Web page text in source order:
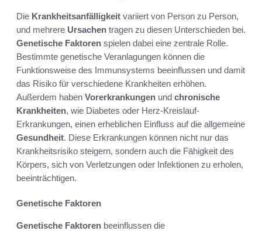
Die Krankheitsanfälligkeit variiert von Person zu Person,
und mehrere Ursachen tragen zu diesen Unterschieden bei.
Genetische Faktoren spielen dabei eine zentrale Rolle.
Bestimmte genetische Veranlagungen können die
Funktionsweise des Immunsystems beeinflussen und damit
das Risiko für verschiedene Krankheiten erhöhen.
Außerdem haben Vorerkrankungen und chronische
Krankheiten, wie Diabetes oder Herz-Kreislauf-
Erkrankungen, einen erheblichen Einfluss auf die allgemeine
Gesundheit. Diese Erkrankungen können nicht nur das
Krankheitsrisiko steigern, sondern auch die Fähigkeit des
Körpers, sich von Verletzungen oder Infektionen zu erholen,
beeinträchtigen.
Genetische Faktoren
Genetische Faktoren beeinflussen die